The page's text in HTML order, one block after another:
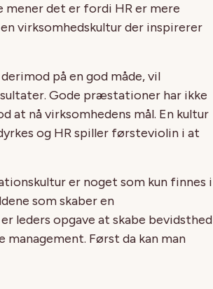
mener det er fordi HR er mere
virksomhedskultur der inspirerer
på en god måde, vil
Gode præstationer har ikke
nå virksomhedens mål. En kultur
og HR spiller førsteviolin i at
er noget som kun finnes i
som skaber en
leders opgave at skabe bevidsthed
Først da kan man